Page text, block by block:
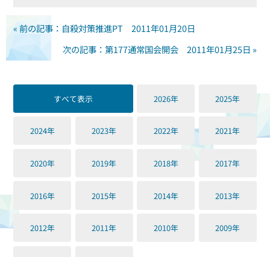
« 前の記事：自殺対策推進PT 2011年01月20日
次の記事：第177通常国会開会 2011年01月25日 »
すべて表示 2026年 2025年
2024年 2023年 2022年 2021年
2020年 2019年 2018年 2017年
2016年 2015年 2014年 2013年
2012年 2011年 2010年 2009年